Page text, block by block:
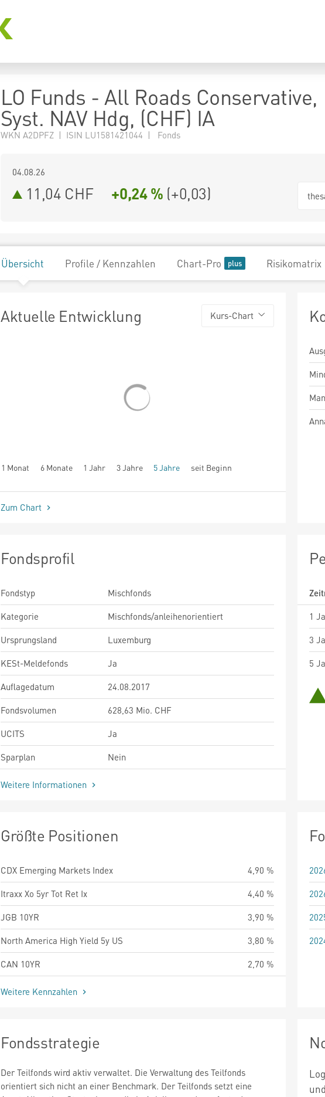
LO Funds - All Roads Conservative,
Syst. NAV Hdg, (CHF) IA
WKN A2DPFZ | ISIN LU1581421044 | Fonds
04.08.26
11,04 CHF +0,24 % (+0,03)
Übersicht Profile / Kennzahlen Chart-Pro Risikomatrix
Aktuelle Entwicklung Kurs-Chart
1 Monat 6 Monate 1 Jahr 3 Jahre 5 Jahre seit Beginn
Zum Chart
Fondsprofil
Fondstyp
Mischfonds
Kategorie
Mischfonds/anleihenorientiert
Ursprungsland
Luxemburg
KESt-Meldefonds
Ja
Auflagedatum
24.08.2017
Fondsvolumen
628,63 Mio. CHF
UCITS
Ja
Sparplan
Nein
Weitere Informationen
1
3
5
Größte Positionen
CDX Emerging Markets Index
4,90 %
Itraxx Xo 5yr Tot Ret Ix
4,40 %
JGB 10YR
3,90 %
North America High Yield 5y US
3,80 %
CAN 10YR
2,70 %
Weitere Kennzahlen
Fondsstrategie
Der Teilfonds wird aktiv verwaltet. Die Verwaltung des Teilfonds
orientiert sich nicht an einer Benchmark. Der Teilfonds setzt eine